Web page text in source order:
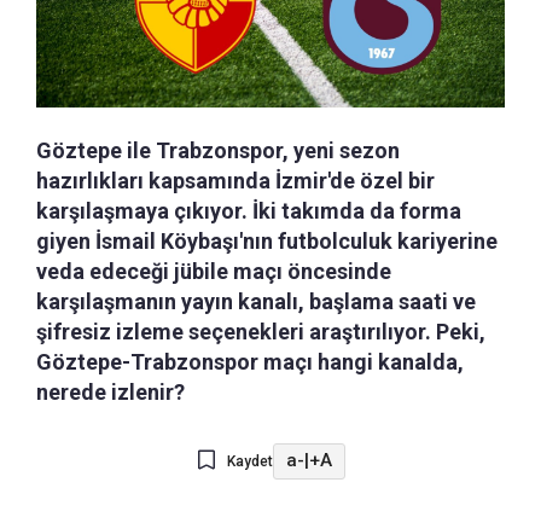
Göztepe ile Trabzonspor, yeni sezon
hazırlıkları kapsamında İzmir'de özel bir
karşılaşmaya çıkıyor. İki takımda da forma
giyen İsmail Köybaşı'nın futbolculuk kariyerine
veda edeceği jübile maçı öncesinde
karşılaşmanın yayın kanalı, başlama saati ve
şifresiz izleme seçenekleri araştırılıyor. Peki,
Göztepe-Trabzonspor maçı hangi kanalda,
nerede izlenir?
Kaydet a-|+A